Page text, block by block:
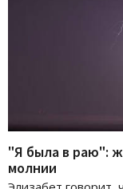
"Я была в раю":
молнии